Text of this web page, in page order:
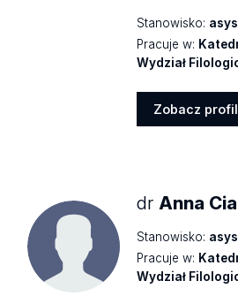
Stanowisko:
Pracuje w:
Wydział
Zobacz profil
drAnna
Stanowisko:
Pracuje w:
Wydział